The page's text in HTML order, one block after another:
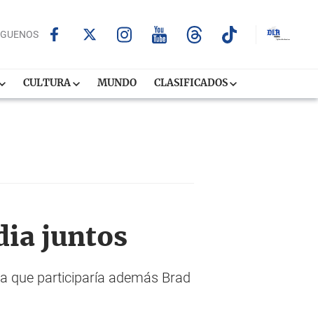
CULTURA MUNDO CLASIFICADOS
juntos
que participaría además Brad